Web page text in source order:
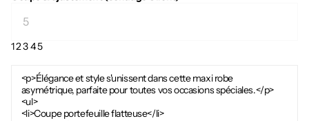
12345
<p>Élégance et style s'unissent dans cette maxi robe
asymétrique, parfaite pour toutes vos occasions spéciales.</p>
<ul>
<li>Coupe portefeuille flatteuse</li>